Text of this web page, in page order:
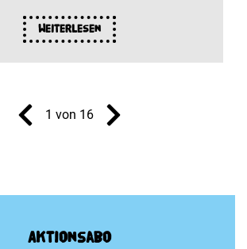
Weiterlesen
1 von 16
Aktionsabo